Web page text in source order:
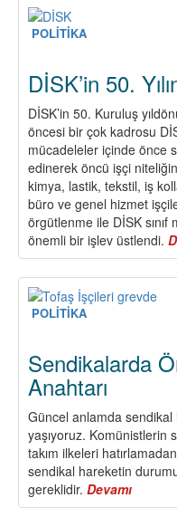
POLİTİKA
DİSK’in 50.
DİSK’in 50. Kuruluş
öncesi bir çok kadrosu
mücadeleler içinde önce
edinerek öncü işçi
kimya, lastik, tekstil, iş
büro ve genel hizmet
örgütlenme ile DİSK
önemli bir işlev üstlendi.
POLİTİKA
Sendikalarda
Anahtarı
Güncel anlamda
yaşıyoruz. Komünistlerin
takım ilkeleri
sendikal hareketin
gereklidir. Devamı